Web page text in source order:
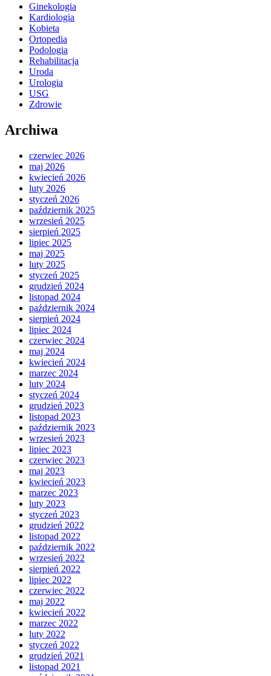
Ginekologia
Kardiologia
Kobieta
Ortopedia
Podologia
Rehabilitacja
Uroda
Urologia
USG
Zdrowie
Archiwa
czerwiec 2026
maj 2026
kwiecień 2026
luty 2026
styczeń 2026
październik 2025
wrzesień 2025
sierpień 2025
lipiec 2025
maj 2025
luty 2025
styczeń 2025
grudzień 2024
listopad 2024
październik 2024
sierpień 2024
lipiec 2024
czerwiec 2024
maj 2024
kwiecień 2024
marzec 2024
luty 2024
styczeń 2024
grudzień 2023
listopad 2023
październik 2023
wrzesień 2023
lipiec 2023
czerwiec 2023
maj 2023
kwiecień 2023
marzec 2023
luty 2023
styczeń 2023
grudzień 2022
listopad 2022
październik 2022
wrzesień 2022
sierpień 2022
lipiec 2022
czerwiec 2022
maj 2022
kwiecień 2022
marzec 2022
luty 2022
styczeń 2022
grudzień 2021
listopad 2021